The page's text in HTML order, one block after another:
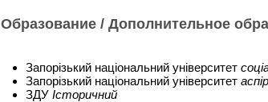
Образование / Дополнительное
Запорізький національний університет
Запорізький національний університет
ЗДУ Історичний